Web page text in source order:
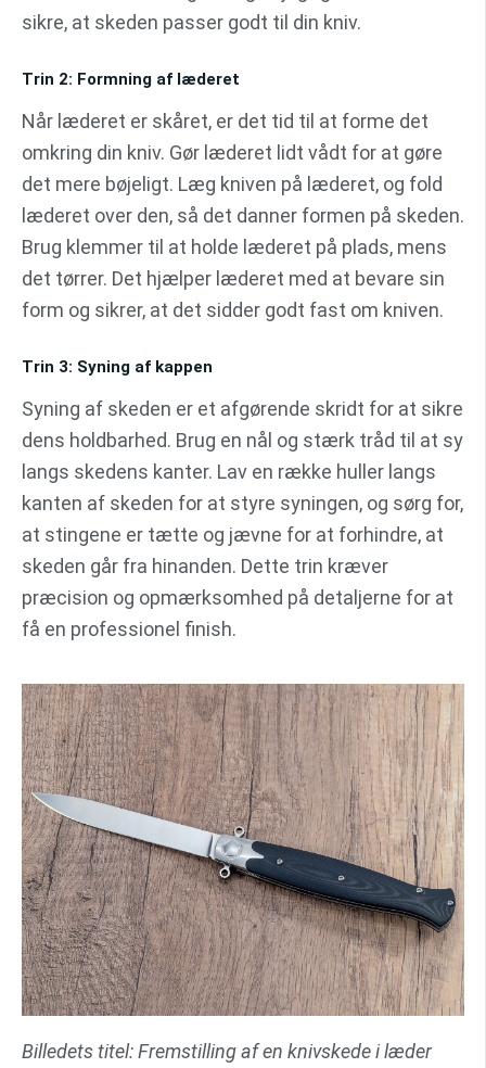
sikre, at skeden passer godt til din kniv.
Trin 2: Formning af læderet
Når læderet er skåret, er det tid til at forme det
omkring din kniv. Gør læderet lidt vådt for at gøre
det mere bøjeligt. Læg kniven på læderet, og fold
læderet over den, så det danner formen på skeden.
Brug klemmer til at holde læderet på plads, mens
det tørrer. Det hjælper læderet med at bevare sin
form og sikrer, at det sidder godt fast om kniven.
Trin 3: Syning af kappen
Syning af skeden er et afgørende skridt for at sikre
dens holdbarhed. Brug en nål og stærk tråd til at sy
langs skedens kanter. Lav en række huller langs
kanten af skeden for at styre syningen, og sørg for,
at stingene er tætte og jævne for at forhindre, at
skeden går fra hinanden. Dette trin kræver
præcision og opmærksomhed på detaljerne for at
få en professionel finish.
Billedets titel: Fremstilling af en knivskede i læder